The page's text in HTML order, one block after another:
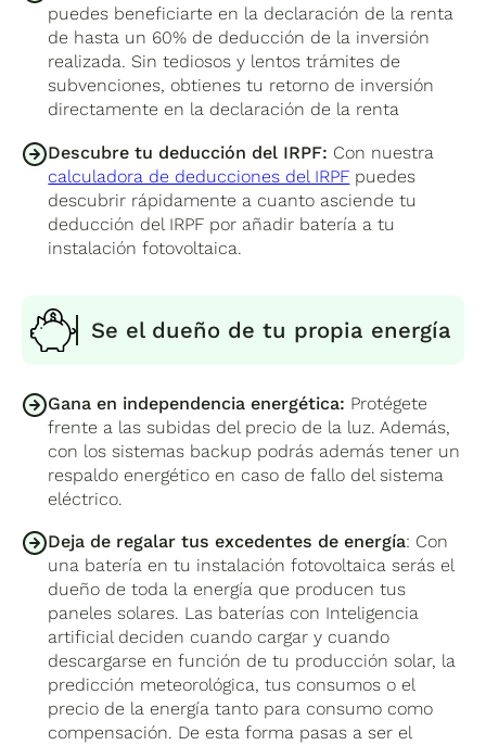
puedes beneficiarte en la declaración de la renta
de hasta un 60% de deducción de la inversión
realizada. Sin tediosos y lentos trámites de
subvenciones, obtienes tu retorno de inversión
directamente en la declaración de la renta
Descubre tu deducción del IRPF: Con nuestra
calculadora de deducciones del IRPF puedes
descubrir rápidamente a cuanto asciende tu
deducción del IRPF por añadir batería a tu
instalación fotovoltaica.
Se el dueño de tu propia energía
Gana en independencia energética: Protégete
frente a las subidas del precio de la luz. Además,
con los sistemas backup podrás además tener un
respaldo energético en caso de fallo del sistema
eléctrico.
Deja de regalar tus excedentes de energía: Con
una batería en tu instalación fotovoltaica serás el
dueño de toda la energía que producen tus
paneles solares. Las baterías con Inteligencia
artificial deciden cuando cargar y cuando
descargarse en función de tu producción solar, la
predicción meteorológica, tus consumos o el
precio de la energía tanto para consumo como
compensación. De esta forma pasas a ser el